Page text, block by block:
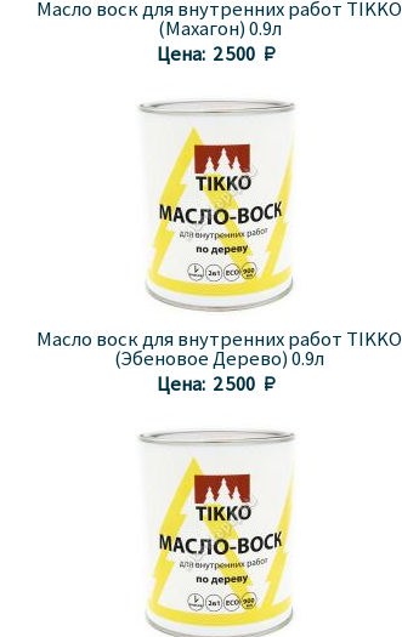
Масло воск для внутренних работ TIKKO
(Махагон) 0.9л
Цена: 2 500 
Масло воск для внутренних работ TIKKO
(Эбеновое Дерево) 0.9л
Цена: 2 500 